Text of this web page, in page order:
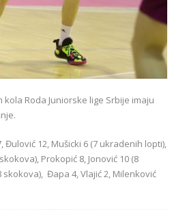
kola Roda Juniorske lige Srbije imaju
Đulović 12, Mušicki 6 (7 ukradenih lopti),
Prokopić 8, Jonović 10 (8
skokova), Đapa 4, Vlajić 2, Milenković